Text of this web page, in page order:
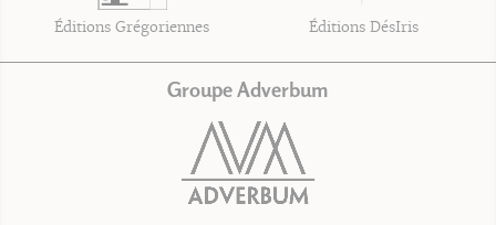
Éditions Grégoriennes Éditions DésIris
Groupe Adverbum